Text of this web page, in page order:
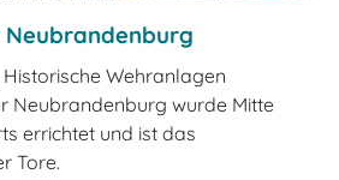
Wehranlagen
Neubrandenburg wurde Mitte
errichtet und ist das
Tore.